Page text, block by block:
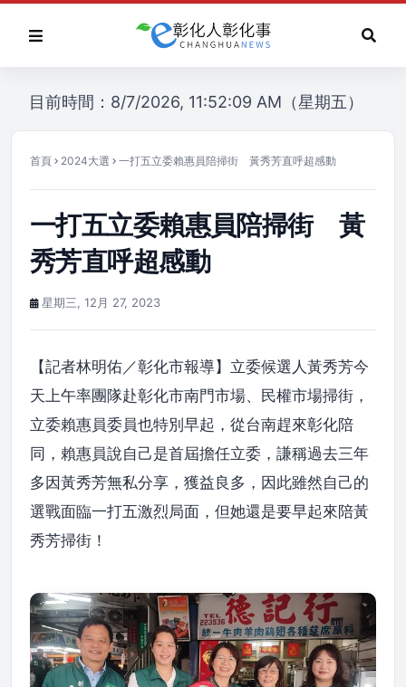
目前時間：8/7/2026, 11:52:09 AM（星期五）
首頁 2024大選 一打五立委賴惠員陪掃街 黃秀芳直呼超感動
一打五立委賴惠員陪掃街 黃
秀芳直呼超感動
星期三, 12月 27, 2023
【記者林明佑／彰化市報導】立委候選人黃秀芳今
天上午率團隊赴彰化市南門市場、民權市場掃街，
立委賴惠員委員也特別早起，從台南趕來彰化陪
同，賴惠員說自己是首屆擔任立委，謙稱過去三年
多因黃秀芳無私分享，獲益良多，因此雖然自己的
選戰面臨一打五激烈局面，但她還是要早起來陪黃
秀芳掃街！